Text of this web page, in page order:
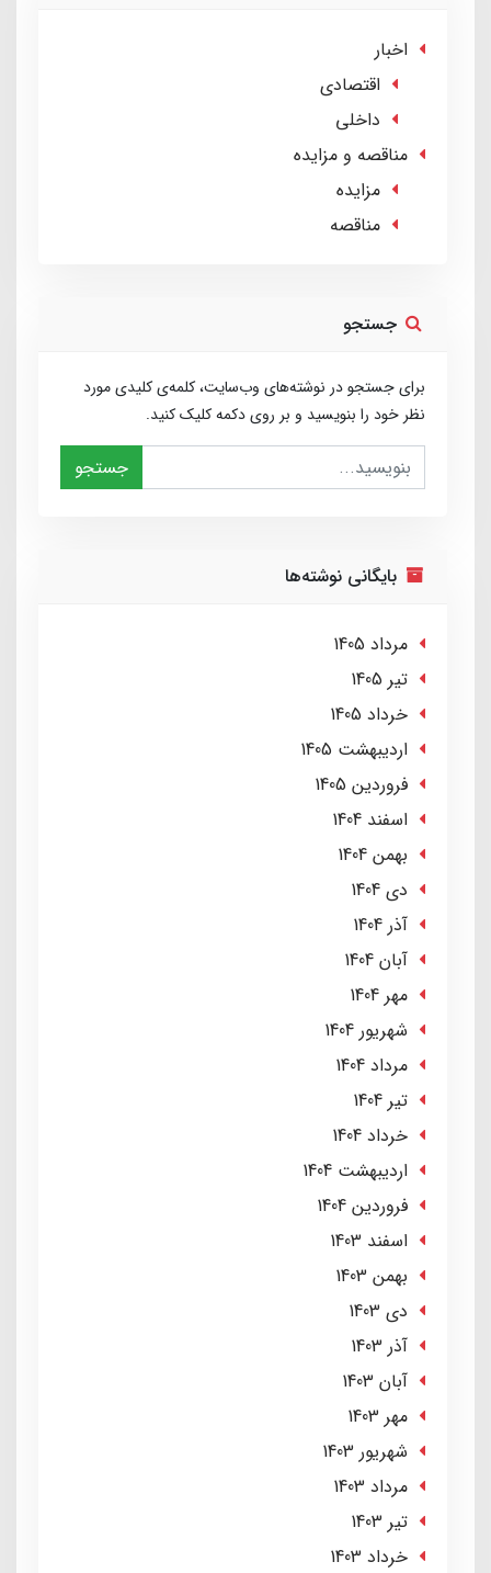
اخبار
اقتصادی
داخلی
مناقصه و مزایده
مزایده
مناقصه
جستجو
برای جستجو در نوشته‌های وب‌سایت، کلمه‌ی کلیدی مورد
نظر خود را بنویسید و بر روی دکمه کلیک کنید.
جستجو
بایگانی نوشته‌ها
مرداد 1405
تير 1405
خرداد 1405
ارديبهشت 1405
فروردین 1405
اسفند 1404
بهمن 1404
دی 1404
آذر 1404
آبان 1404
مهر 1404
شهریور 1404
مرداد 1404
تير 1404
خرداد 1404
ارديبهشت 1404
فروردین 1404
اسفند 1403
بهمن 1403
دی 1403
آذر 1403
آبان 1403
مهر 1403
شهریور 1403
مرداد 1403
تير 1403
خرداد 1403